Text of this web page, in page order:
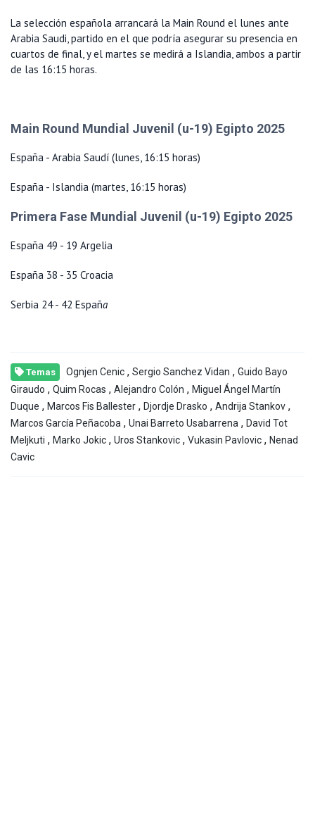
La selección española arrancará la Main Round el lunes ante
Arabia Saudi, partido en el que podría asegurar su presencia en
cuartos de final, y el martes se medirá a Islandia, ambos a partir
de las 16:15 horas.
Main Round Mundial Juvenil (u-19) Egipto 2025
España - Arabia Saudí (lunes, 16:15 horas)
España - Islandia (martes, 16:15 horas)
Primera Fase Mundial Juvenil (u-19) Egipto 2025
España 49 - 19 Argelia
España 38 - 35 Croacia
Serbia 24 - 42 España
Temas Ognjen Cenic , Sergio Sanchez Vidan , Guido Bayo
Giraudo , Quim Rocas , Alejandro Colón , Miguel Ángel Martín
Duque , Marcos Fis Ballester , Djordje Drasko , Andrija Stankov ,
Marcos García Peñacoba , Unai Barreto Usabarrena , David Tot
Meljkuti , Marko Jokic , Uros Stankovic , Vukasin Pavlovic , Nenad
Cavic